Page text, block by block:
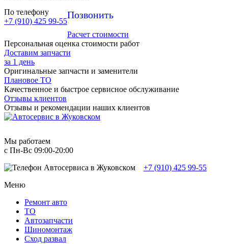
По телефону
+7 (910) 425 99-55
Позвонить
Расчет стоимости
Персональная оценка стоимости работ
Доставим запчасти
за 1 день
Оригинальные запчасти и заменители
Плановое ТО
Качественное и быстрое сервисное обслуживание
Отзывы клиентов
Отзывы и рекомендации наших клиентов
Мы работаем
с Пн-Вc 09:00-20:00
+7 (910) 425 99-55
Меню
Ремонт авто
TO
Автозапчасти
Шиномонтаж
Сход развал